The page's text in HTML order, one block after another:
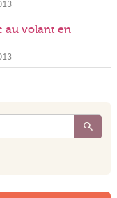
au volant en